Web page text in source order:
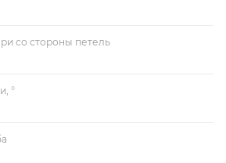
со стороны петель
°